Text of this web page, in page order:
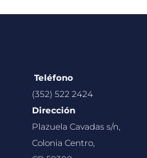
Teléfono
(352) 522 2424
Dirección
Plazuela Cavadas s/n,
Colonia Centro,